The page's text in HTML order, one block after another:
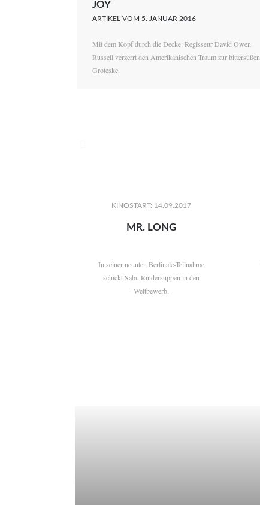
JOY
ARTIKEL VOM 5. JANUAR 2016
Mit dem Kopf durch die Decke: Regisseur David Owen
Russell verzerrt den Amerikanischen Traum zur bittersüßen
Groteske.
KINOSTART: 14.09.2017
MR. LONG
In seiner neunten Berlinale-Teilnahme
schickt Sabu Rindersuppen in den
Wettbewerb.